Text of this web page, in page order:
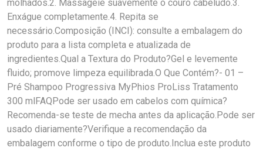
molhados.2. Massageie suavemente o couro cabeludo.3.
Enxágue completamente.4. Repita se
necessário.Composição (INCI): consulte a embalagem do
produto para a lista completa e atualizada de
ingredientes.Qual a Textura do Produto?Gel e levemente
fluido; promove limpeza equilibrada.O Que Contém?- 01 –
Pré Shampoo Progressiva MyPhios ProLiss Tratamento
300 mlFAQPode ser usado em cabelos com química?
Recomenda-se teste de mecha antes da aplicação.Pode ser
usado diariamente?Verifique a recomendação da
embalagem conforme o tipo de produto.Inclua este produto